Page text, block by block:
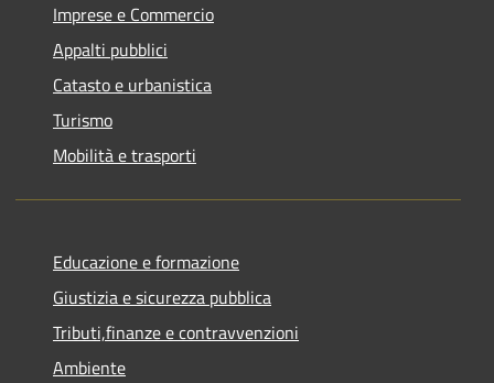
Imprese e Commercio
Appalti pubblici
Catasto e urbanistica
Turismo
Mobilità e trasporti
Educazione e formazione
Giustizia e sicurezza pubblica
Tributi,finanze e contravvenzioni
Ambiente